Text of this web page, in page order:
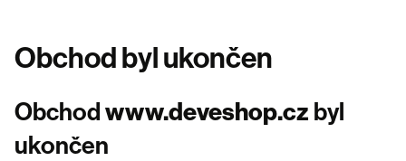
Obchod byl ukončen
Obchodwww.deveshop.cz byl
ukončen